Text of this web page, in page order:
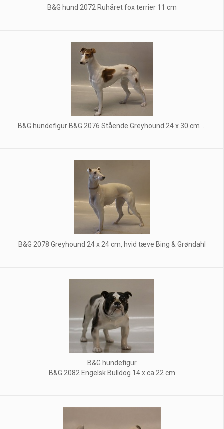
B&G hund 2072 Ruhåret fox terrier 11 cm
B&G hundefigur B&G 2076 Stående Greyhound 24 x 30 cm ...
B&G 2078 Greyhound 24 x 24 cm, hvid tæve Bing & Grøndahl
B&G hundefigur
B&G 2082 Engelsk Bulldog 14 x ca 22 cm